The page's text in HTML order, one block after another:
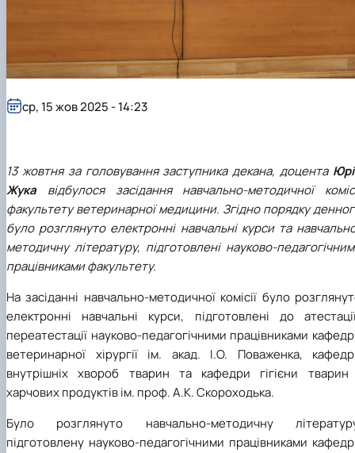
факультетом ветеринарної медицини …
Вступ 2022 рік
Вступ 2021 рік
Вступ 2020 рік
Вступ 2019 рік
Вступ 2018 рік
13 жовтня за головування заступника декана, доцента
Жукавідбулося засідання навчально-методичної
факультету ветеринарної медицини. Згідно порядку
було розглянуто електронні навчальні курси та
методичну літературу, підготовлені науково-
працівниками факультету.
На засіданні навчально-методичної комісії було
електронні навчальні курси, підготовлені до
переатестації науково-педагогічними працівниками
ветеринарної хірургії ім. акад. І.О. Поваженка,
внутрішніх хвороб тварин та кафедри гігієни тварин
харчових продуктів ім. проф. А.К. Скороходька.
Було розглянуто навчально-методичну
підготовлену науково-педагогічними працівниками
ср, 15 жов 2025 - 14:23